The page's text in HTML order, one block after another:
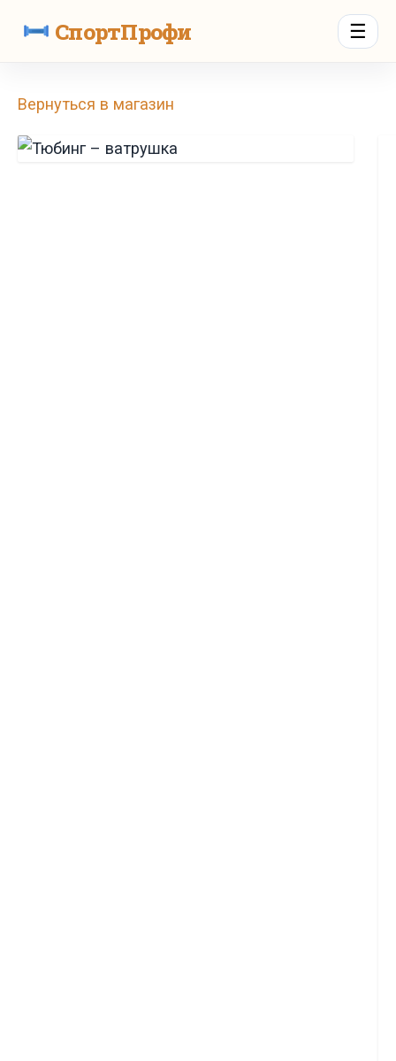
СпортПрофи ☰
Вернуться в магазин